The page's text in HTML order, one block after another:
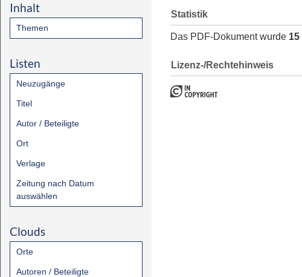
Inhalt
Themen
Listen
Neuzugänge
Titel
Autor / Beteiligte
Ort
Verlage
Zeitung nach Datum
auswählen
Clouds
Orte
Autoren / Beteiligte
Statistik
Das PDF-Dokument wurde 15
Lizenz-/Rechtehinweis